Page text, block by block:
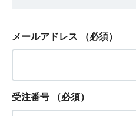
メールアドレス （必須）
受注番号 （必須）